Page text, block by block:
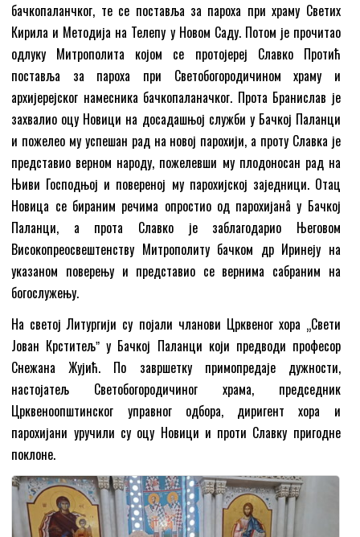
бачкопаланчког, те се поставља за пароха при храму Светих
Кирила и Методија на Телепу у Новом Саду. Потом је прочитао
одлуку Митрополита којом се протојереј Славко Протић
поставља за пароха при Светобогородичином храму и
архијерејског намесника бачкопаланачког. Прота Бранислав је
захвалио оцу Новици на досадашњој служби у Бачкој Паланци
и пожелео му успешан рад на новој парохији, а проту Славка је
представио верном народу, пожелевши му плодоносан рад на
Њиви Господњој и повереној му парохијској заједници. Отац
Новица се бираним речима опростио од парохијанâ у Бачкој
Паланци, а прота Славко је заблагодарио Његовом
Високопреосвештенству Митрополиту бачком др Иринеју на
указаном поверењу и представио се вернима сабраним на
богослужењу.
На светој Литургији су појали чланови Црквеног хора „Свети
Јован Крститељˮ у Бачкој Паланци који предводи професор
Снежана Жујић. По завршетку примопредаје дужности,
настојатељ Светобогородичиног храма, председник
Црквеноопштинског управног одбора, диригент хора и
парохијани уручили су оцу Новици и проти Славку пригодне
поклоне.